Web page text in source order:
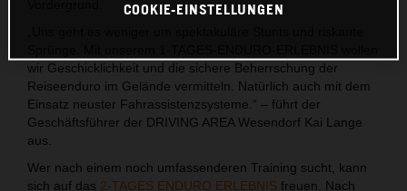
wir Geschicklichkeit und die sichere Beherrschung der
Reiseenduro im Gelände vermitteln. Natürlich auch mit dem
Einsatz neuster Fahrassistenzsysteme.“ – führt der
Geschäftsführer der DRIVING AREA Wesendorf Kai Lange
aus.
Wer nach einem noch umfassenderen Training sucht, kann
sich auf das 2-TAGES ENDURO ERLEBNIS freuen. Nach
COOKIE-EINSTELLUNGEN